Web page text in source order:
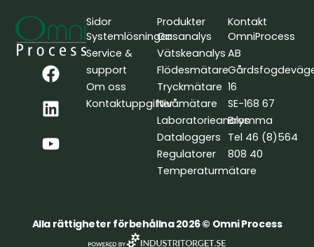
F
a
c
e
b
o
L
i
n
k
e
d
Y
o
u
t
u
b
Sidor
Systemlösningar
Service &
support
Om oss
Kontaktuppgifter
Produkter
Gasanalys
Vätskeanalys
Flödesmätare
Tryckmätare
Nivåmätare
Laboratorieanalys
Dataloggers
Regulatorer
Temperaturmätare
Kontakt
OmniProcess
AB
16
SE-168 67
Bromma
Tel 46 (8)564
808 40
Alla rättigheter förbehållna 2026 © Omni Process